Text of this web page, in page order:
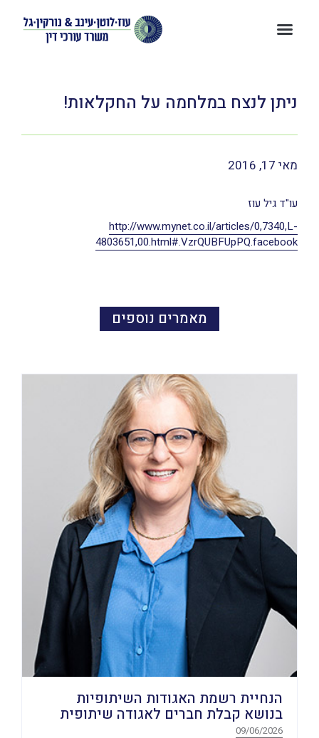
ניתן לנצח במלחמה על החקלאות!
מאי 17, 2016
עו"ד גיל עוז
http://www.mynet.co.il/articles/0,7340,L-
4803651,00.html#.VzrQUBFUpPQ.facebook
מאמרים נוספים
הנחיית רשמת האגודות השיתופיות
בנושא קבלת חברים לאגודה שיתופית
09/06/2026